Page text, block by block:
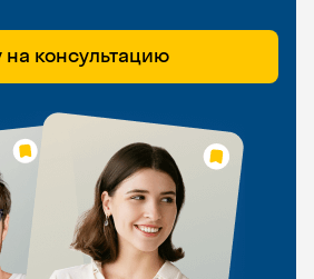
на консультацию